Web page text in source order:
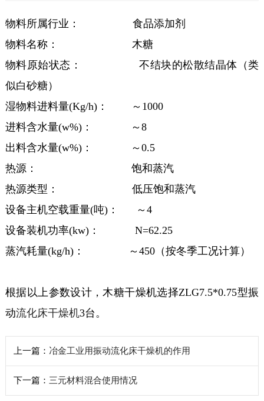
物料所属行业：
食品添加剂
物料名称：
木糖
物料原始状态：
不结块的松散结晶体（类
似白砂糖）
湿物料进料量(Kg/h)：
～1000
进料含水量(w%)：
～8
出料含水量(w%)：
～0.5
热源：
饱和蒸汽
热源类型：
低压饱和蒸汽
设备主机空载重量(吨)：
～4
设备装机功率(kw)： N=62.25
蒸汽耗量(kg/h)： ～450（按冬季工况计算）
根据以上参数设计，木糖干燥机选择ZLG7.5*0.75型振
动流化床干燥机3台。
上一篇： 冶金工业用振动流化床干燥机的作用
下一篇： 三元材料混合使用情况